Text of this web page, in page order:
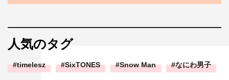
人気のタグ
timelesz SixTONES Snow Man なにわ男子